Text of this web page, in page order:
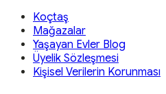
Koçtaş
Mağazalar
Yaşayan Evler Blog
Üyelik Sözleşmesi
Kişisel Verilerin Korunması